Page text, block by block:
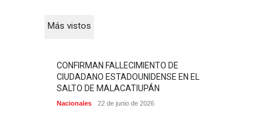
Más vistos
CONFIRMAN FALLECIMIENTO DE
CIUDADANO ESTADOUNIDENSE EN EL
SALTO DE MALACATIUPÁN
Nacionales 22 de junio de 2026